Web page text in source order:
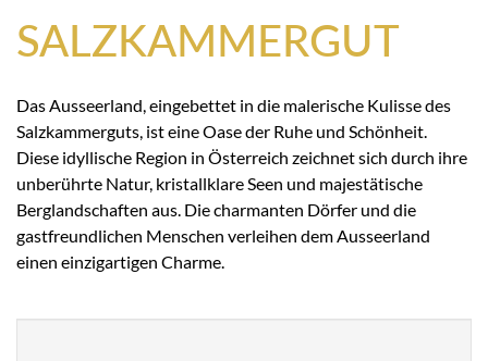
SALZKAMMERGUT
Das Ausseerland, eingebettet in die malerische Kulisse des
Salzkammerguts, ist eine Oase der Ruhe und Schönheit.
Diese idyllische Region in Österreich zeichnet sich durch ihre
unberührte Natur, kristallklare Seen und majestätische
Berglandschaften aus. Die charmanten Dörfer und die
gastfreundlichen Menschen verleihen dem Ausseerland
einen einzigartigen Charme.